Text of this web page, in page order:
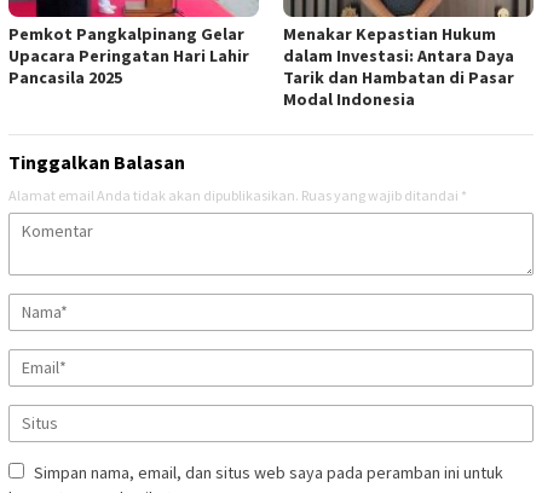
Pemkot Pangkalpinang Gelar
Upacara Peringatan Hari Lahir
Pancasila 2025
Menakar Kepastian Hukum
dalam Investasi: Antara Daya
Tarik dan Hambatan di Pasar
Modal Indonesia
Tinggalkan Balasan
Alamat email Anda tidak akan dipublikasikan. Ruas yang wajib ditandai *
Simpan nama, email, dan situs web saya pada peramban ini untuk